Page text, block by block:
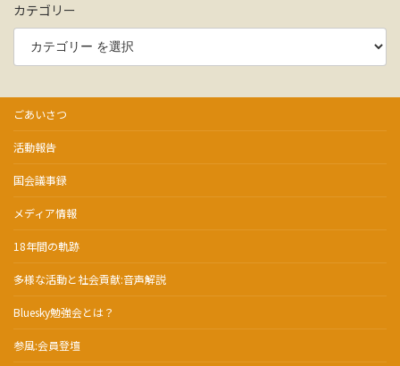
カテゴリー
ごあいさつ
活動報告
国会議事録
メディア情報
18年間の軌跡
多様な活動と社会貢献:音声解説
Bluesky勉強会とは？
参風:会員登壇